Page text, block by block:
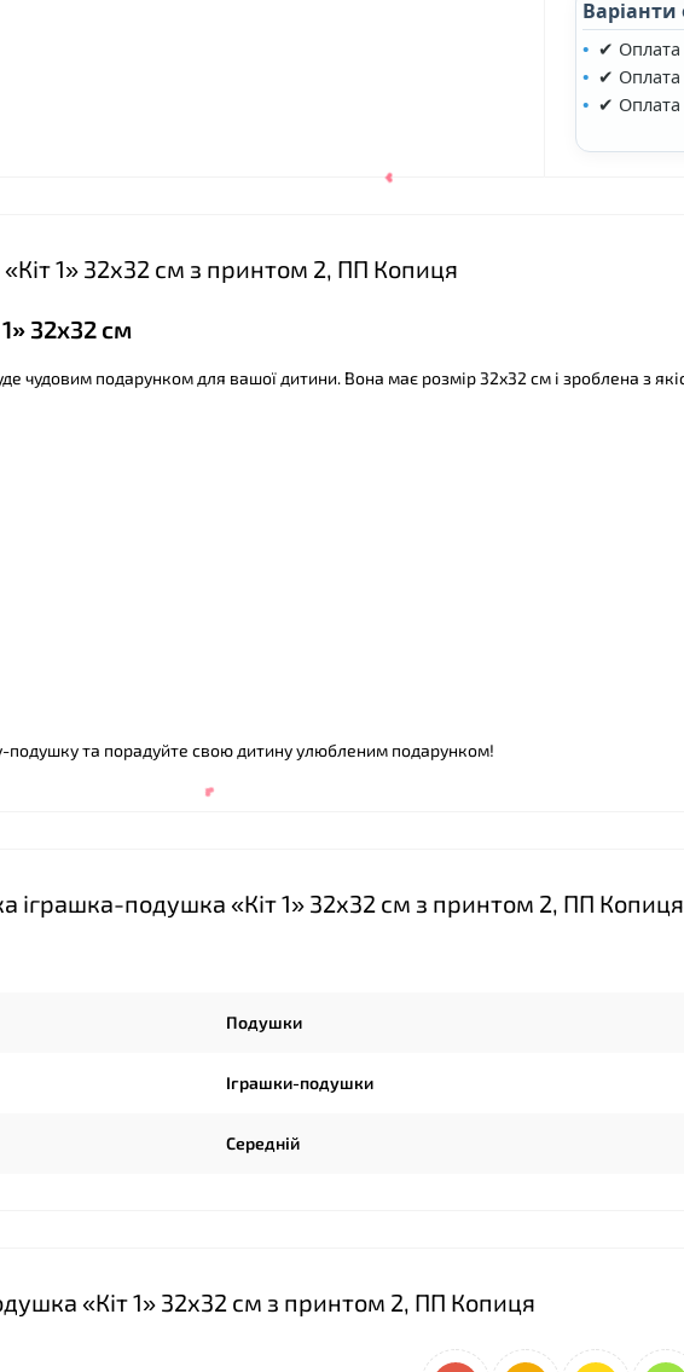
✔ Оплата
✔ Оплата
✔ Оплата
1» 32х32 см з принтом 2, ПП Копиця
32х32 см
чудовим подарунком для вашої дитини. Вона має розмір 32х32 см і зроблена з
подушку та порадуйте свою дитину улюбленим подарунком!
іграшка-подушка «Кіт 1» 32х32 см з принтом 2, ПП Копиця
Подушки
Іграшки-подушки
Середній
«Кіт 1» 32х32 см з принтом 2, ПП Копиця